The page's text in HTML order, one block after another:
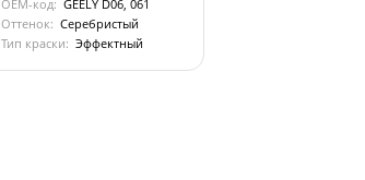
OEM-код: GEELY D06, 061
Оттенок: Серебристый
Тип краски: Эффектный